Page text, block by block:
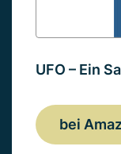
UFO – Ein
bei